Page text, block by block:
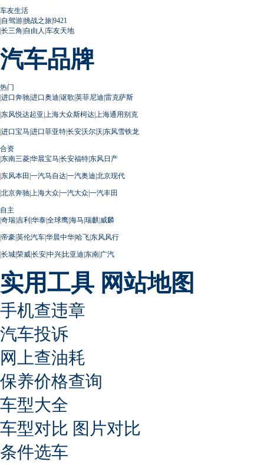
车友生活
|自驾游|挑战之旅|9421
|长三角 |自由人 |车友天地
汽车品牌
热门
|进口奔驰|进口奥迪|讴歌|英菲尼迪|雷克萨斯
|东风悦达起亚| 上海大众斯柯达| 上海通用别克
|进口宝马|进口菲亚特|长安沃尔沃|东风雪铁龙
合资
|东南三菱|华晨宝马|长安福特|东风日产
|东风本田 |一汽马自达|一汽奥迪|北京现代
|北京奔驰| 上海大众|一汽大众|一汽丰田
自主
|奇瑞|吉利|华泰|全球鹰|海马|瑞麒|威麟
|帝豪|英伦汽车|华晨中华|哈飞|东风风行
|长城|荣威|长安|中兴|比亚迪|东南|广汽
实用工具 网站地图
手机查违章
汽车投诉
网上查油耗
保养价格查询
车型大全
车型对比 图片对比
条件选车